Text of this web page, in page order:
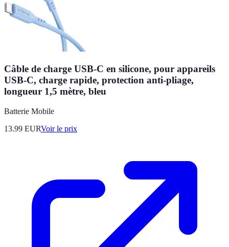
Câble de charge USB-C en silicone, pour appareils
USB-C, charge rapide, protection anti-pliage,
longueur 1,5 mètre, bleu
Batterie Mobile
13.99 EURVoir le prix